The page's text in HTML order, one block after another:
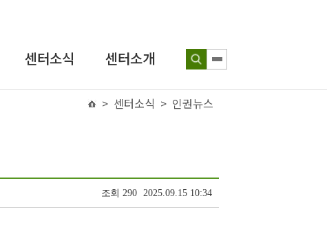
센터소식
인식개선
센터소개
인사말
찾아오시는 길
> 센터소식 > 인권뉴스
조회 290 2025.09.15 10:34